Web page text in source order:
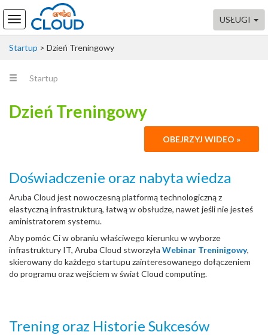
USŁUGI
Startup > Dzień Treningowy
Startup
Dzień Treningowy
OBEJRZYJ WIDEO »
Doświadczenie oraz nabyta wiedza
Aruba Cloud jest nowoczesną platformą technologiczną z
elastyczną infrastrukturą, łatwą w obsłudze, nawet jeśli nie jesteś
aministratorem systemu.
Aby pomóc Ci w obraniu właściwego kierunku w wyborze
infrastruktury IT, Aruba Cloud stworzyła Webinar Treninigowy,
skierowany do każdego startupu zainteresowanego dołączeniem
do programu oraz wejściem w świat Cloud computing.
Trening oraz Historie Sukcesów